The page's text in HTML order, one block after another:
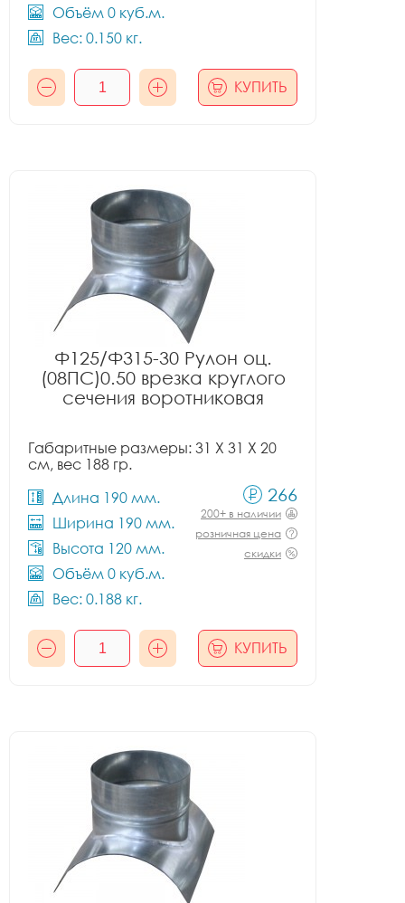
Объём 0 куб.м.
Вес: 0.150 кг.
КУПИТЬ
Ф125/Ф315-30 Рулон оц.
(08ПС)0.50 врезка круглого
сечения воротниковая
Габаритные размеры: 31 X 31 X 20
см, вес 188 гр.
Длина 190 мм.
Ширина 190 мм.
Высота 120 мм.
Объём 0 куб.м.
Вес: 0.188 кг.
266
200+ в наличии
розничная цена
скидки
КУПИТЬ